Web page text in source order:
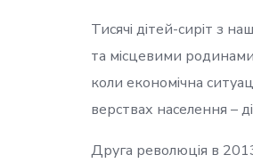
Тисячі дітей-сиріт з
та місцевими
коли економічна
верствах населення –
Друга революція в